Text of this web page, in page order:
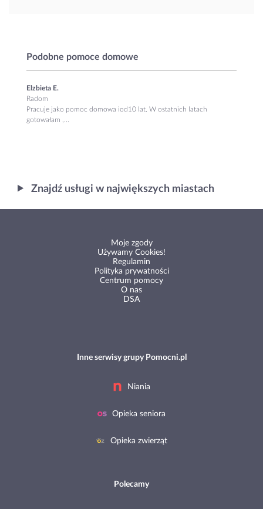
Podobne pomoce domowe
Elzbieta E.
Radom
Pracuje jako pomoc domowa iod10 lat. W ostatnich latach
gotowałam ,...
Znajdź usługi w największych miastach
Moje zgody
Używamy Cookies!
Regulamin
Polityka prywatności
Centrum pomocy
O nas
DSA
Inne serwisy grupy Pomocni.pl
Niania
Opieka seniora
Opieka zwierząt
Polecamy